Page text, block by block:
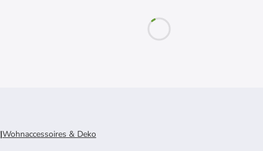
|Wohnaccessoires & Deko